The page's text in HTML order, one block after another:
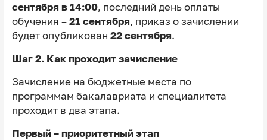
сентября в 14:00, последний день оплаты
обучения – 21 сентября, приказ о зачислении
будет опубликован 22 сентября.
Шаг 2. Как проходит зачисление
Зачисление на бюджетные места по
программам бакалавриата и специалитета
проходит в два этапа.
Первый – приоритетный этап